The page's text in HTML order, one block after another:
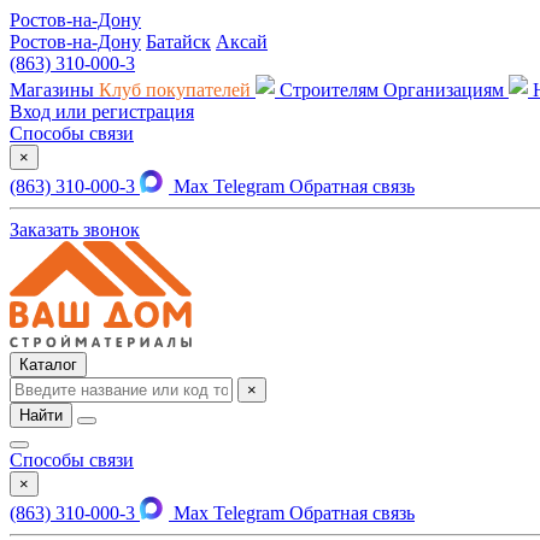
Ростов-на-Дону
Ростов-на-Дону Батайск Аксай
(863) 310-000-3
Магазины Клуб покупателей Строителям Организациям
Вход или регистрация
Способы связи
×
(863) 310-000-3 Max Telegram Обратная связь
Заказать звонок
Каталог
×
Найти
Способы связи
×
(863) 310-000-3 Max Telegram Обратная связь